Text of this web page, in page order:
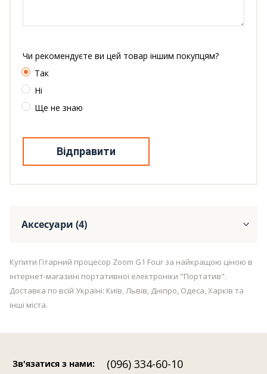
Чи рекомендуєте ви цей товар іншим покупцям?
Так
Ні
Ще не знаю
Відправити
Аксесуари (4)
Купити Гітарний процесор Zoom G1 Four за найкращою ціною в
інтернет-магазині портативної електроніки "Портатив".
Доставка по всій Україні: Київ, Львів, Дніпро, Одеса, Харків та
інші міста.
Зв'язатися з нами: (096) 334-60-10